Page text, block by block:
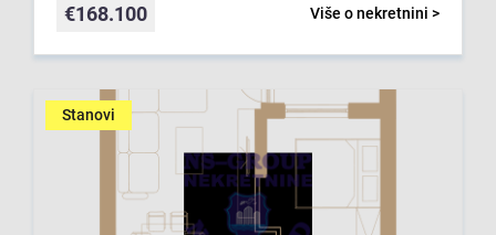
Više o nekretnini >
€168.100
Stanovi